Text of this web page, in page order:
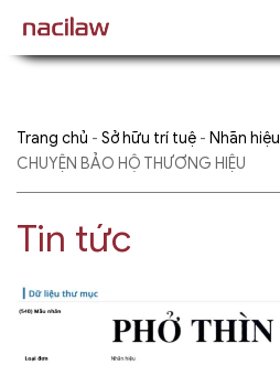
Trang chủ - Sở hữu trí tuệ - Nhãn hiệu
CHUYỆN BẢO HỘ THƯƠNG HIỆU
Tin tức